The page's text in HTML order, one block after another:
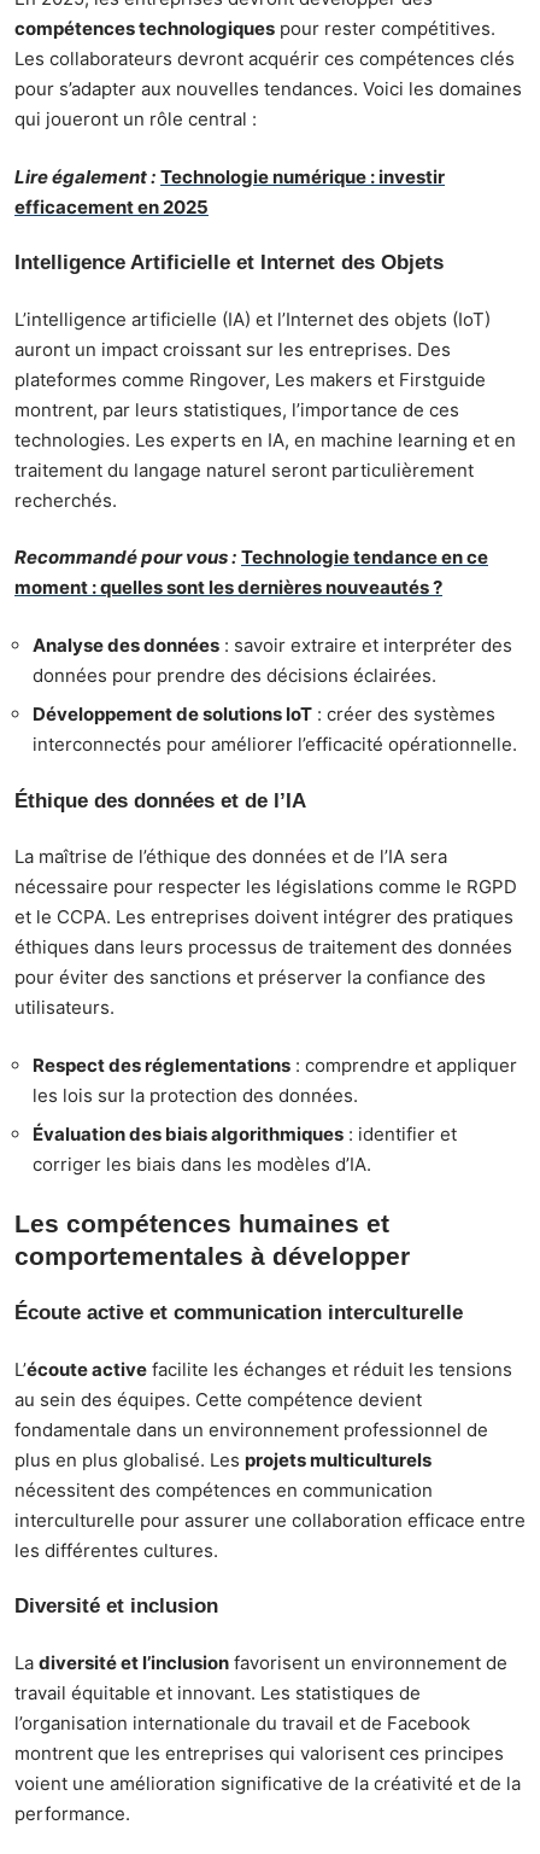
compétences technologiques pour rester compétitives.
Les collaborateurs devront acquérir ces compétences clés
pour s’adapter aux nouvelles tendances. Voici les domaines
qui joueront un rôle central :
Lire également : Technologie numérique : investir
efficacement en 2025
Intelligence Artificielle et Internet des Objets
L’intelligence artificielle (IA) et l’Internet des objets (IoT)
auront un impact croissant sur les entreprises. Des
plateformes comme Ringover, Les makers et Firstguide
montrent, par leurs statistiques, l’importance de ces
technologies. Les experts en IA, en machine learning et en
traitement du langage naturel seront particulièrement
recherchés.
Recommandé pour vous : Technologie tendance en ce
moment : quelles sont les dernières nouveautés ?
Analyse des données : savoir extraire et interpréter des
données pour prendre des décisions éclairées.
Développement de solutions IoT : créer des systèmes
interconnectés pour améliorer l’efficacité opérationnelle.
Éthique des données et de l’IA
La maîtrise de l’éthique des données et de l’IA sera
nécessaire pour respecter les législations comme le RGPD
et le CCPA. Les entreprises doivent intégrer des pratiques
éthiques dans leurs processus de traitement des données
pour éviter des sanctions et préserver la confiance des
utilisateurs.
Respect des réglementations : comprendre et appliquer
les lois sur la protection des données.
Évaluation des biais algorithmiques : identifier et
corriger les biais dans les modèles d’IA.
Les compétences humaines et
comportementales à développer
Écoute active et communication interculturelle
L’écoute active facilite les échanges et réduit les tensions
au sein des équipes. Cette compétence devient
fondamentale dans un environnement professionnel de
plus en plus globalisé. Les projets multiculturels
nécessitent des compétences en communication
interculturelle pour assurer une collaboration efficace entre
les différentes cultures.
Diversité et inclusion
La diversité et l’inclusion favorisent un environnement de
travail équitable et innovant. Les statistiques de
l’organisation internationale du travail et de Facebook
montrent que les entreprises qui valorisent ces principes
voient une amélioration significative de la créativité et de la
performance.